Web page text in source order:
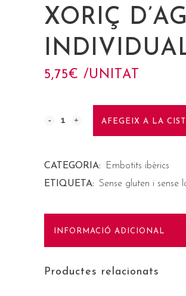
XORIÇ
5,75€ /UNITAT
AFEGEIX A LA
CATEGORIA:
Embotits ibèrics
ETIQUETA: Sense gluten i sense
INFORMACIÓ ADICIONAL
Productes relacionats